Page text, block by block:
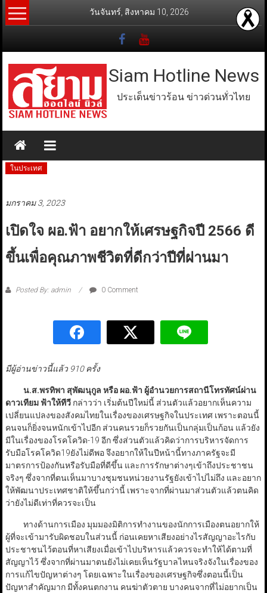
Skip
to
วันจันทร์, สิงหาคม 10, 2026
Siam Hotline News
ประเด็นข่าวร้อน ข่าวด่วนทั่วไทย
ในประเทศ
มกราคม 3, 2023
เปิดใจ ผอ.ฟ้า อยากให้เศรษฐกิจปี 2566 ดี
ขึ้นเพื่อคุณภาพชีวิตที่ดีกว่าปีที่ผ่านมา
Posted By: admin 0 Comment
มีผู้อ่านข่าวนี้แล้ว 910 ครั้ง
น.ส.พรทิพา สุพัฒนุกูล หรือ ผอ.ฟ้า ผู้อำนวยการสถานีโทรทัศน์ผ่าน
ดาวเทียม ฟ้าให้ทีวีกล่าวว่า เริ่มต้นปีใหม่นี้ ส่วนตัวแล้วอยากเห็นความ
เปลี่ยนแปลงของสังคมไทยในเรื่องของเศรษฐกิจในประเทศ เพราะตอนนี้
คนจนก็ยิ่งจนหนักเข้าไปอีก ส่วนคนรวยก็รวยกันเป็นกลุ่มเป็นก้อน แล้วยัง
มีในเรื่องของโรคโควิด-19 อีก ซึ่งส่วนตัวแล้วคิดว่าการบริหารจัดการ
รับมือโรคโควิด19ยังไม่ดีพอ จึงอยากให้ในปีหน้านี้ทางภาครัฐจะมี
มาตรการป้องกันหรือรับมือที่ดีขึ้น และการรักษาต่างๆเข้าถึงประชาชน
จริงๆ ซึ่งจากที่ตนเห็นมาบางชุมชนหน่วยงานรัฐยังเข้าไปไม่ถึง และอยาก
ให้พัฒนาประเทศชาติให้ขึ้นกว่านี้ เพราะจากที่ผ่านมาส่วนตัวแล้วตนคิด
ว่ายังไม่ดีเท่าที่ควรจะเป็น
ทางด้านการเมือง มุมมองมิติการทำงานของนักการเมืองตนอยากให้
ผู้ที่จะเข้ามารับผิดชอบในส่วนนี้ ก่อนเคยหาเสียงอย่างไรสัญญาอะไรกับ
ประชาชนไว้ตอนที่หาเสียงเมื่อเข้าไปบริหารแล้วควรจะทำให้ได้ตามที่
สัญญาไว้ ซึ่งจากที่ผ่านมาตนยังไม่เคยเห็นรัฐบาลไหนจริงจังในเรื่องของ
การแก้ไขปัญหาต่างๆ โดยเฉพาะในเรื่องของเศรษฐกิจซึ่งตอนนี้เป็น
ปัญหาสำคัญมาก มีทั้งคนตกงาน คนฆ่าตัวตาย บางคนจากที่ไม่อยากเป็น